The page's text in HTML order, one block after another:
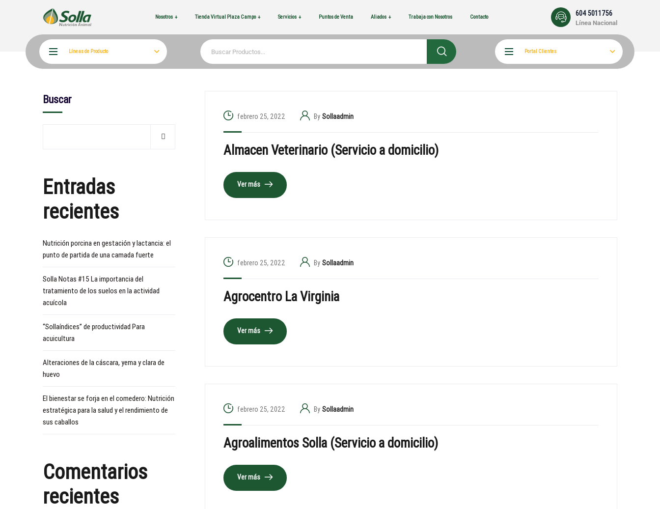
Nosotros Tienda Virtual Plaza Campo Servicios Puntos de Venta Aliados Trabaja con Nosotros Contacto 604 5011756
Línea Nacional
Líneas de Producto Portal Clientes
febrero 25, 2022 By Sollaadmin
Almacen Veterinario (Servicio a domicilio)
Ver más
febrero 25, 2022 By Sollaadmin
Agrocentro La Virginia
Ver más
febrero 25, 2022 By Sollaadmin
Agroalimentos Solla (Servicio a domicilio)
Ver más
Buscar
Entradas
recientes
Nutrición porcina en gestación y lactancia: el
punto de partida de una camada fuerte
Solla Notas #15 La importancia del
tratamiento de los suelos en la actividad
acuícola
“Sollaíndices” de productividad Para
acuicultura
Alteraciones de la cáscara, yema y clara de
huevo
El bienestar se forja en el comedero: Nutrición
estratégica para la salud y el rendimiento de
sus caballos
Comentarios
recientes